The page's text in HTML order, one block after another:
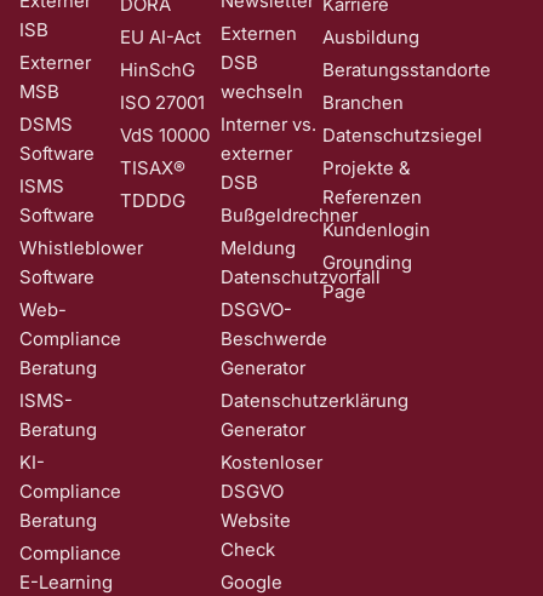
ISB
Externer
MSB
DSMS
Software
ISMS
Software
Whistleblower
Software
Web-
Compliance
Beratung
ISMS-
Beratung
KI-
Compliance
Beratung
Compliance
E-Learning
EU AI-Act
HinSchG
ISO 27001
VdS 10000
TISAX®
TDDDG
Externen
DSB
wechseln
Interner vs.
externer
DSB
Bußgeldrechner
Meldung
Datenschutzvorfall
DSGVO-
Beschwerde
Generator
Datenschutzerklärung
Generator
Kostenloser
DSGVO
Website
Check
Google
Ausbildung
Beratungsstandorte
Branchen
Datenschutzsiegel
Projekte &
Referenzen
Kundenlogin
Grounding
Page